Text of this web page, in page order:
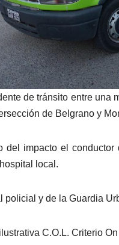
de tránsito entre una
de Belgrano y
del impacto el
local.
policial y de la Guardia
C.O.L. Criterio